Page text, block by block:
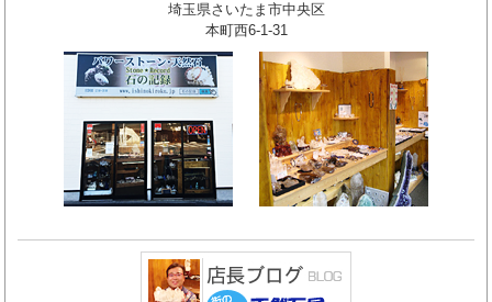
埼玉県さいたま市中央区
本町西6-1-31